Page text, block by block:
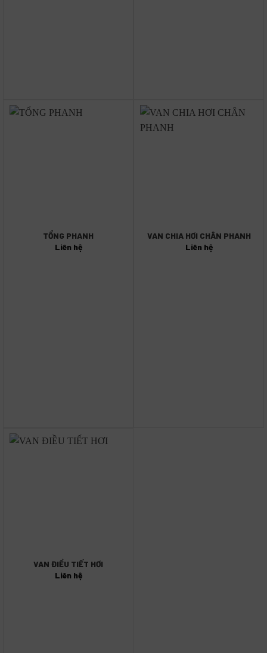
TỔNG PHANH
Liên hệ
VAN CHIA HƠI CHÂN PHANH
Liên hệ
VAN ĐIỀU TIẾT HƠI
Liên hệ